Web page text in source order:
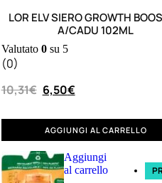
LOR ELV SIERO GROWTH
A/CADU 102ML
Valutato 0su 5
(0)
10,31€ 6,50€
AGGIUNGI AL CARRELLO
Aggiungi
al carrello